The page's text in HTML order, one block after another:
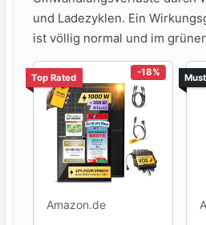
und Ladezyklen. Ein
ist völlig normal und im
Top Rated -18%
Amazon.de